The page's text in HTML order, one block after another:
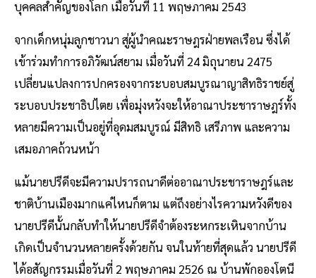
บุคคลสำคัญของโลก เมื่อวันที่ 11 พฤษภาคม 2543
จากเด็กหนุ่มลูกชาวนา สู่ผู้นำคณะราษฎรฝ่ายพลเรือน ซึ่งได้
เข้าร่วมทำการอภิวัฒน์สยาม เมื่อวันที่ 24 มิถุนายน 2475
เปลี่ยนแปลงการปกครองจากระบอบสมบูรณาญาสิทธิราชย์สู่
ระบอบประชาธิปไตย เพื่อมุ่งหวังจะให้อาณาประชาราษฎร์ทั้ง
หลายมีความเป็นอยู่ที่อุดมสมบูรณ์ มีสิทธิ เสรีภาพ และความ
เสมอภาคถ้วนหน้า
แม้นายปรีดีจะมีความปรารถนาดีต่ออาณาประชาราษฎร์และ
ชาติบ้านเมืองมากแค่ไหนก็ตาม แต่ถึงอย่างไรความหวังดีของ
นายปรีดีนั้นกลับทำให้นายปรีดีจำต้องระหกระเหินจากบ้าน
เกิดเป็นจำนวนหลายครั้งด้วยกัน จนในท้ายที่สุดแล้ว นายปรีดี
ได้อสัญกรรมเมื่อวันที่ 2 พฤษภาคม 2526 ณ บ้านพักอองโตนี